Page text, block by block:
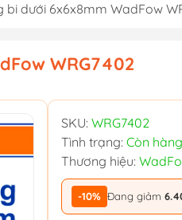
bi dưới 6x6x8mm WadFow
WRG7402
SKU: WRG7402
Tình trạng: Còn hàng
Thương hiệu:
-10% Đang giảm